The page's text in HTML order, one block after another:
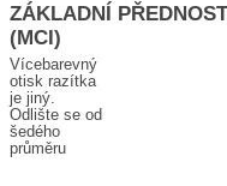
ZÁKLADNÍ
(MCI)
Vícebarevný
otisk razítka
je jiný.
Odlište se od
šedého
průměru